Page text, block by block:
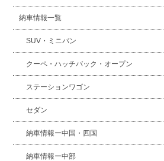
納車情報一覧
SUV・ミニバン
クーペ・ハッチバック・オープン
ステーションワゴン
セダン
納車情報ー中国・四国
納車情報ー中部